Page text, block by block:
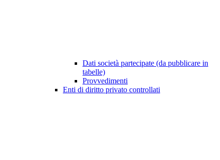
Dati società partecipate (da pubblicare in
tabelle)
Provvedimenti
Enti di diritto privato controllati